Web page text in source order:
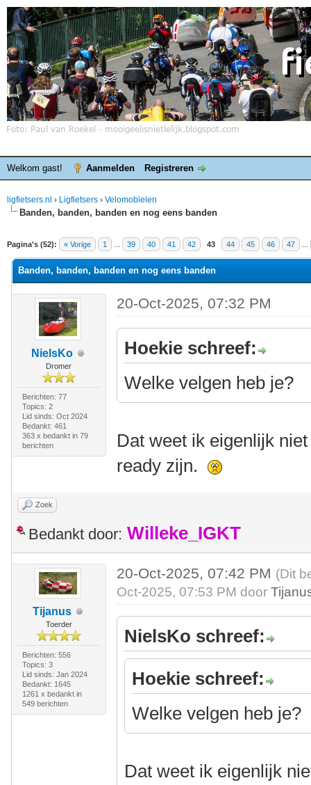
Welkom gast! Aanmelden Registreren
ligfietsers.nl › Ligfietsers › Velomobielen
Banden, banden, banden en nog eens banden
Pagina's (52): « Vorige 1 39 40 41 42 43 44 45 46 47
waardering is 3
Banden, banden, banden en nog eens banden
NielsKo
Dromer
Berichten: 77
Topics: 2
Lid sinds: Oct 2024
Bedankt: 461
363 x bedankt in 79
berichten
20-Oct-2025, 07:32 PM
Hoekie schreef:
Welke velgen heb je?
Dat weet ik eigenlijk
ready zijn.
Zoek
Bedankt door: Willeke_IGKT
Tijanus
Toerder
Berichten: 556
Topics: 3
Lid sinds: Jan 2024
Bedankt: 1645
1261 x bedankt in
549 berichten
20-Oct-2025, 07:42 PM (Dit
Oct-2025, 07:53 PM door
NielsKo schreef:
Hoekie schreef:
Welke velgen heb je?
Dat weet ik eigenlijk